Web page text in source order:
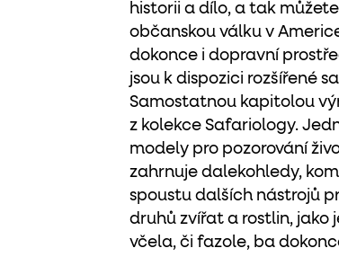
historii a dílo, a tak
občanskou válku v
dokonce i dopravní
jsou k dispozici rozšířené
Samostatnou kapitolou
z kolekce Safariology.
modely pro pozorování
zahrnuje dalekohledy,
spoustu dalších nástrojů
druhů zvířat a rostlin, jako
včela, či fazole, ba